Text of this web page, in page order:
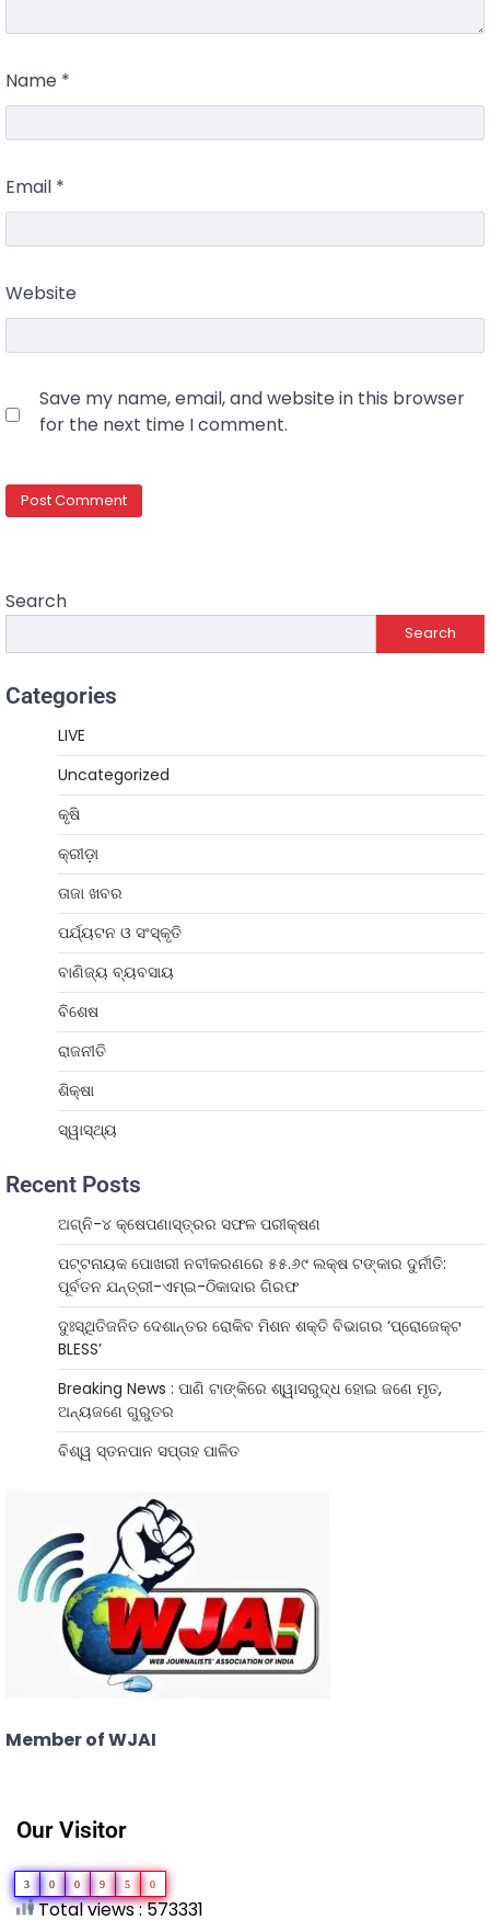
Name *
Email *
Website
Save my name, email, and website in this browser
for the next time I comment.
Search
Search
Categories
LIVE
Uncategorized
କୃଷି
କ୍ରୀଡ଼ା
ତାଜା ଖବର
ପର୍ଯ୍ୟଟନ ଓ ସଂସ୍କୃତି
ବାଣିଜ୍ୟ ବ୍ୟବସାୟ
ବିଶେଷ
ରାଜନୀତି
ଶିକ୍ଷା
ସ୍ୱାସ୍ଥ୍ୟ
Recent Posts
ଅଗ୍ନି-୪ କ୍ଷେପଣାସ୍ତ୍ରର ସଫଳ ପରୀକ୍ଷଣ
ପଟ୍ଟନାୟକ ପୋଖରୀ ନବୀକରଣରେ ୫୫.୬୯ ଲକ୍ଷ ଟଙ୍କାର ଦୁର୍ନୀତି:
ପୂର୍ବତନ ଯନ୍ତ୍ରୀ-ଏମ୍‌ଇ-ଠିକାଦାର ଗିରଫ
ଦୁଃସ୍ଥିତିଜନିତ ଦେଶାନ୍ତର ରୋକିବ ମିଶନ ଶକ୍ତି ବିଭାଗର ‘ପ୍ରୋଜେକ୍ଟ
BLESS’
Breaking News : ପାଣି ଟାଙ୍କିରେ ଶ୍ୱାସରୁଦ୍ଧ ହୋଇ ଜଣେ ମୃତ,
ଅନ୍ୟଜଣେ ଗୁରୁତର
ବିଶ୍ୱ ସ୍ତନପାନ ସପ୍ତାହ ପାଳିତ
Member of WJAI
Our Visitor
3 0 0 9 5 0
Total views : 573331